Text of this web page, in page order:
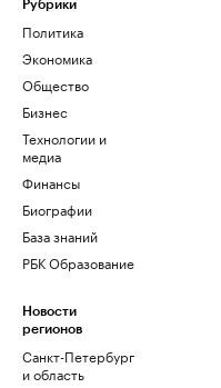
Рубрики
Политика
Экономика
Общество
Бизнес
Технологии и
медиа
Финансы
Биографии
База знаний
РБК Образование
Новости
регионов
Санкт-Петербург
и область